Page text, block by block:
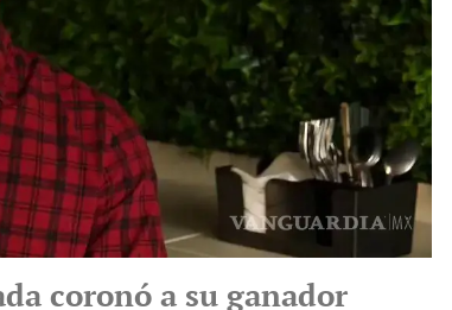
coronó a su ganador